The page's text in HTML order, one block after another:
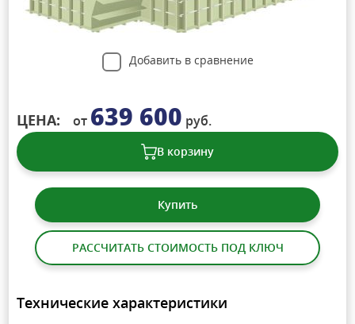
Добавить в сравнение
ЦЕНА: от 639 600 руб.
В корзину
Купить
РАССЧИТАТЬ СТОИМОСТЬ ПОД КЛЮЧ
Технические характеристики